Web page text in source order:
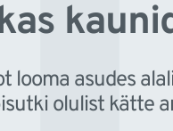
asudes
olulist kätte